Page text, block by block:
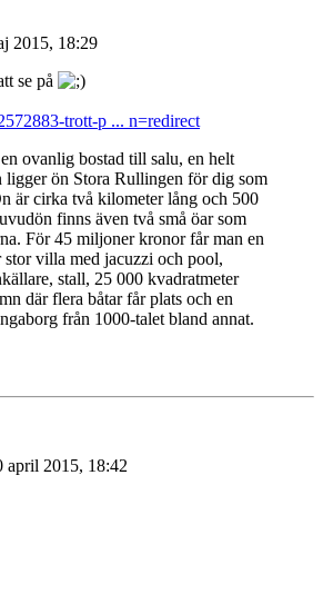
2015, 18:29
se på
trott-p ... n=redirect
ovanlig bostad till salu, en helt
ligger ön Stora Rullingen för dig som
är cirka två kilometer lång och 500
finns även två små öar som
För 45 miljoner kronor får man en
stor villa med jacuzzi och pool,
stall, 25 000 kvadratmeter
där flera båtar får plats och en
från 1000-talet bland annat.
april 2015, 18:42